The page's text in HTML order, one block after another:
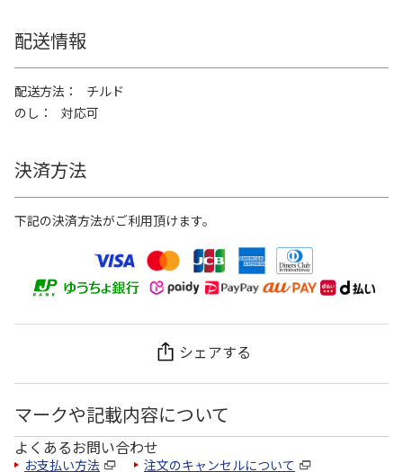
配送情報
配送方法
チルド
のし
対応可
決済方法
下記の決済方法がご利用頂けます。
シェアする
マークや記載内容について
よくあるお問い合わせ
お支払い方法 注文のキャンセルについて